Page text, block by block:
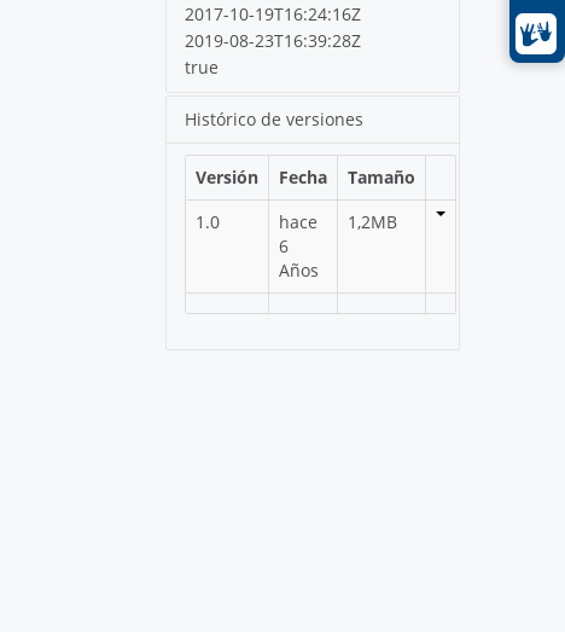
2017-10-19T16:24:16Z
2019-08-23T16:39:28Z
true
Histórico de versiones
Versión Fecha
Tamaño
1.0
hace
6
Años
1,2MB